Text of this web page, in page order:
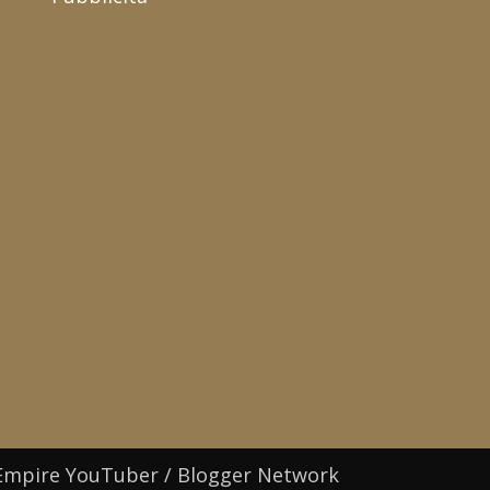
YouTuber / Blogger Network